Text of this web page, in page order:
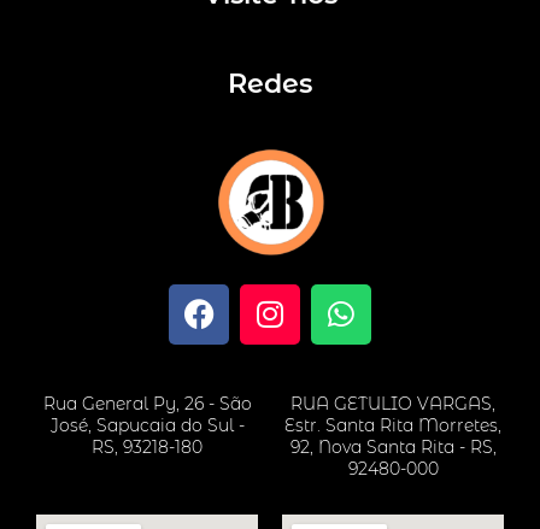
Redes
F
a
e
b
o
k
I
n
a
W
h
t
s
a
p
p
Rua General Py, 26 - São
José, Sapucaia do Sul -
RS, 93218-180
RUA GETULIO VARGAS,
Estr. Santa Rita Morretes,
92, Nova Santa Rita - RS,
92480-000